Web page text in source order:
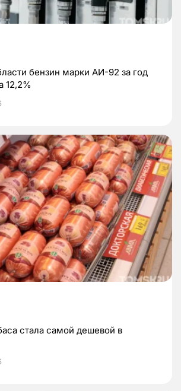
бензин марки АИ-92 за год
12,2%
стала самой дешевой в